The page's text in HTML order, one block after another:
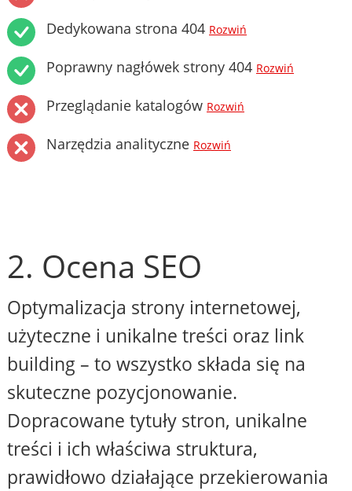
Dedykowana strona 404 Rozwiń
Poprawny nagłówek strony 404 Rozwiń
Przeglądanie katalogów Rozwiń
Narzędzia analityczne Rozwiń
2. Ocena SEO
Optymalizacja strony internetowej,
użyteczne i unikalne treści oraz link
building – to wszystko składa się na
skuteczne pozycjonowanie.
Dopracowane tytuły stron, unikalne
treści i ich właściwa struktura,
prawidłowo działające przekierowania